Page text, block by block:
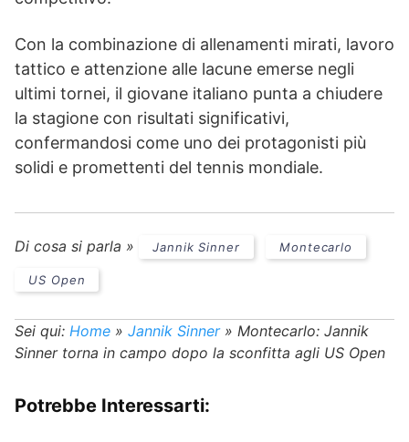
Con la combinazione di allenamenti mirati, lavoro
tattico e attenzione alle lacune emerse negli
ultimi tornei, il giovane italiano punta a chiudere
la stagione con risultati significativi,
confermandosi come uno dei protagonisti più
solidi e promettenti del tennis mondiale.
Di cosa si parla » Jannik Sinner Montecarlo
US Open
Sei qui: Home » Jannik Sinner» Montecarlo: Jannik
Sinner torna in campo dopo la sconfitta agli US Open
Potrebbe Interessarti: